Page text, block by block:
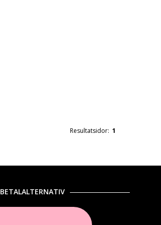
Resultatsidor: 1
BETALALTERNATIV